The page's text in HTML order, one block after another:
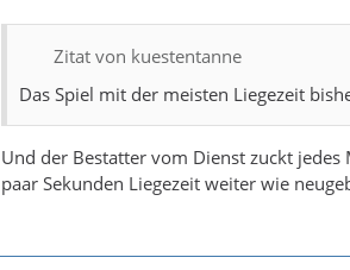
Zitat von kuestentanne
Das Spiel mit der meisten Liegezeit
Und der Bestatter vom Dienst zuckt
paar Sekunden Liegezeit weiter wie